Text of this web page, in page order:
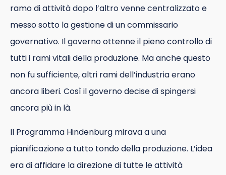
ramo di attività dopo l’altro venne centralizzato e
messo sotto la gestione di un commissario
governativo. Il governo ottenne il pieno controllo di
tutti i rami vitali della produzione. Ma anche questo
non fu sufficiente, altri rami dell’industria erano
ancora liberi. Così il governo decise di spingersi
ancora più in là.
Il Programma Hindenburg mirava a una
pianificazione a tutto tondo della produzione. L’idea
era di affidare la direzione di tutte le attività